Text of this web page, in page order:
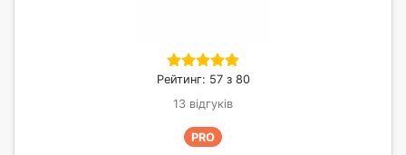
Рейтинг: 57 з 80
13 відгуків
PRO